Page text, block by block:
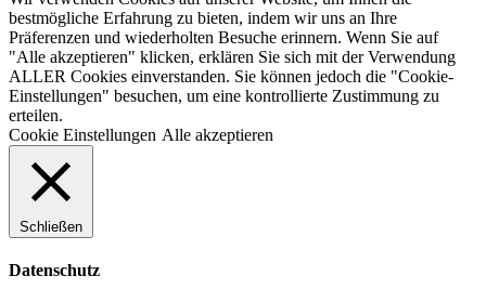
bestmögliche Erfahrung zu bieten, indem wir uns an Ihre
Präferenzen und wiederholten Besuche erinnern. Wenn Sie auf
"Alle akzeptieren" klicken, erklären Sie sich mit der Verwendung
ALLER Cookies einverstanden. Sie können jedoch die "Cookie-
Einstellungen" besuchen, um eine kontrollierte Zustimmung zu
erteilen.
Cookie Einstellungen Alle akzeptieren
Schließen
Datenschutz